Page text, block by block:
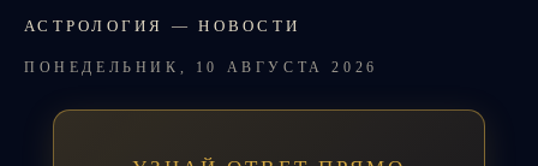
АСТРОЛОГИЯ — НОВОСТИ
ПОНЕДЕЛЬНИК, 10 АВГУСТА 2026